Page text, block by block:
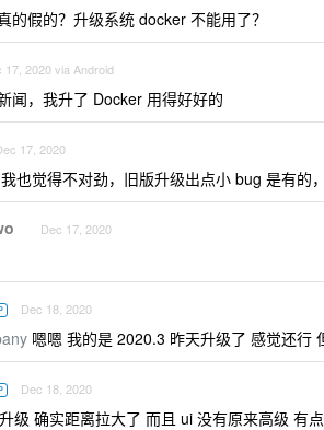
的假的？升级系统 docker 不能用了？
17, 2020 via Android
闻，我升了 Docker 用得好好的
17, 2020
也觉得不对劲，旧版升级出点小 bug 是有的
Dec 17, 2020
Dec 18, 2020
嗯嗯 我的是 2020.3 昨天升级了 感觉还行
Dec 18, 2020
级 确实距离拉大了 而且 ui 没有原来高级 有